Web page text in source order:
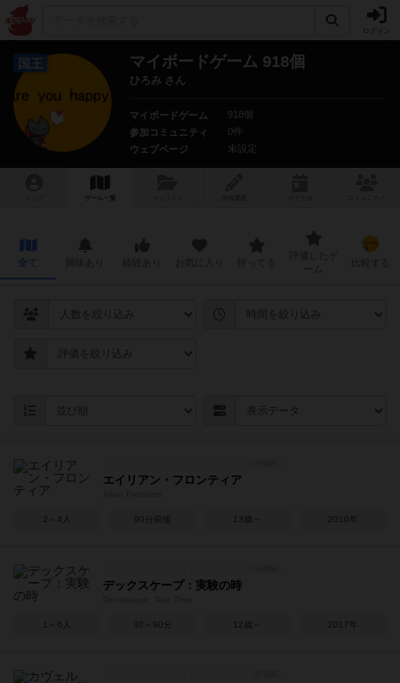
国王 マイボードゲーム 918個
ひろみ さん
マイボードゲーム
918個
参加コミュニティ
0件
ウェブページ
未設定
ゲーム一覧
全て
エイリアン・フロンティア
2～4人 90分前後 13歳～ 2010年
デックスケープ：実験の時
1～6人 30～90分 12歳～ 2017年